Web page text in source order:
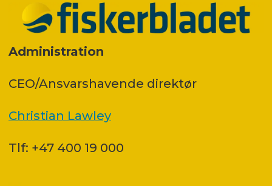
Administration
CEO/Ansvarshavende direktør
Christian Lawley
Tlf: +47 400 19 000